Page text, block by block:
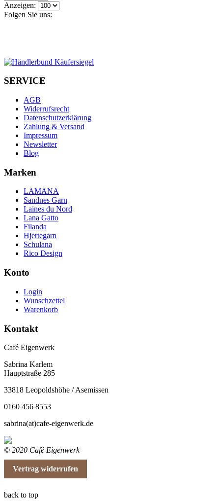
Anzeigen:
Folgen Sie uns:
SERVICE
AGB
Widerrufsrecht
Datenschutzerklärung
Zahlung & Versand
Impressum
Newsletter
Blog
Marken
LAMANA
Sandnes Garn
Laines du Nord
Lana Gatto
Filanda
Hjertegarn
Schulana
Rico Design
Konto
Login
Wunschzettel
Warenkorb
Kontakt
Café Eigenwerk
Sabrina Karlem
Hauptstraße 285
33818 Leopoldshöhe / Asemissen
0160 456 8553
sabrina(at)cafe-eigenwerk.de
© 2020 Café Eigenwerk
Vertrag widerrufen
back to top